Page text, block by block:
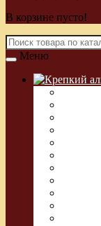
В корзине пусто!
Меню